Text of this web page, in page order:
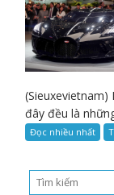
đây đều là
Đọc nhiều nhất